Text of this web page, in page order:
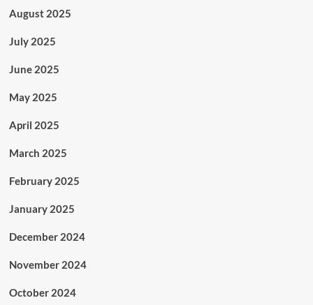
August 2025
July 2025
June 2025
May 2025
April 2025
March 2025
February 2025
January 2025
December 2024
November 2024
October 2024